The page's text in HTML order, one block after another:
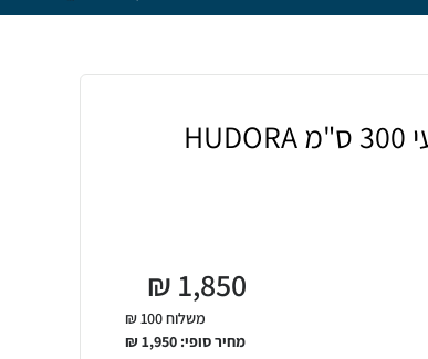
שער כדורגל ברזל מקצועי 300 ס"מ HUDORA
1,850
₪
משלוח 100 ₪
מחיר סופי: 1,950
₪